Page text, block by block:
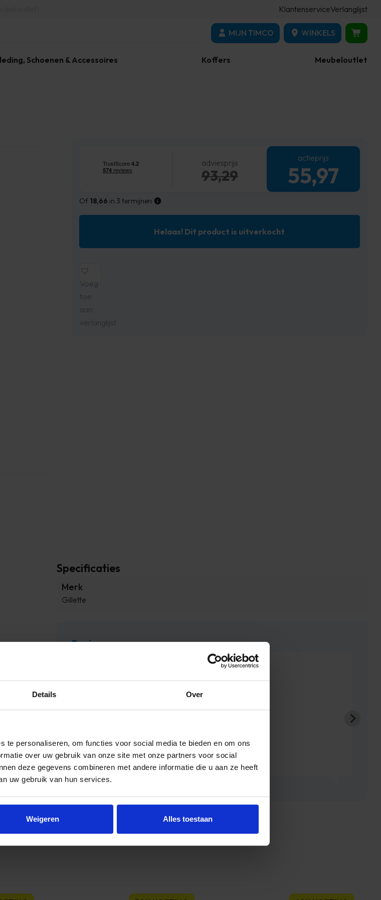
Details Over
te personaliseren, om functies voor social media te bieden en om ons
over uw gebruik van onze site met onze partners voor social
deze gegevens combineren met andere informatie die u aan ze heeft
uw gebruik van hun services.
Weigeren Alles toestaan
KlantenserviceVerlanglijst
MIJN TIMCO WINKELS
Schoenen & Accessoires Koffers Meubeloutlet
adviesprijs
93,29
actieprijs
55,97
Of 18,66 in 3 termijnen
Helaas! Dit product is uitverkocht
Voeg
Specificaties
Merk
Gillette
Reviews
Heel goed
Lusi